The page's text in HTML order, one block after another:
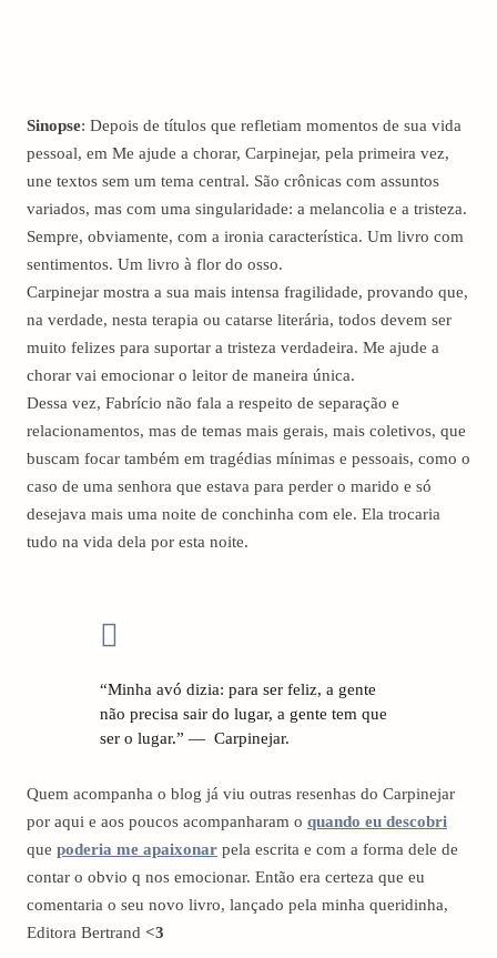
Sinopse: Depois de títulos que refletiam momentos de sua vida
pessoal, em Me ajude a chorar, Carpinejar, pela primeira vez,
une textos sem um tema central. São crônicas com assuntos
variados, mas com uma singularidade: a melancolia e a tristeza.
Sempre, obviamente, com a ironia característica. Um livro com
sentimentos. Um livro à flor do osso.
Carpinejar mostra a sua mais intensa fragilidade, provando que,
na verdade, nesta terapia ou catarse literária, todos devem ser
muito felizes para suportar a tristeza verdadeira. Me ajude a
chorar vai emocionar o leitor de maneira única.
Dessa vez, Fabrício não fala a respeito de separação e
relacionamentos, mas de temas mais gerais, mais coletivos, que
buscam focar também em tragédias mínimas e pessoais, como o
caso de uma senhora que estava para perder o marido e só
desejava mais uma noite de conchinha com ele. Ela trocaria
tudo na vida dela por esta noite.
“Minha avó dizia: para ser feliz, a gente
não precisa sair do lugar, a gente tem que
ser o lugar.” — Carpinejar.
Quem acompanha o blog já viu outras resenhas do Carpinejar
por aqui e aos poucos acompanharam o quando eu descobri
que poderia me apaixonar pela escrita e com a forma dele de
contar o obvio q nos emocionar. Então era certeza que eu
comentaria o seu novo livro, lançado pela minha queridinha,
Editora Bertrand <3